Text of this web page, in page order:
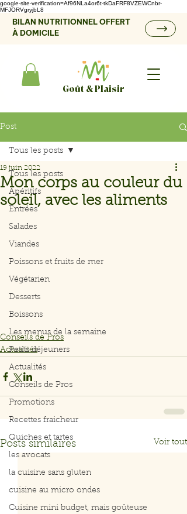
google-site-verification=Af96NLa4or6t-tkDaFRF8VZEWCnbr-
MFJORVgryjbL8
BILAN NUTRITIONNEL OFFERT
À DOMICILE
Goût & Plaisir
Post
Tous les posts
Apéritifs
Entrées
Salades
Viandes
Poissons et fruits de mer
Végétarien
Desserts
Boissons
Les menus de la semaine
Petits déjeuners
Actualités
Conseils de Pros
Promotions
Recettes fraicheur
Quiches et tartes
les avocats
la cuisine sans gluten
cuisine au micro ondes
Cuisine mini budget, mais goûteuse
Tous les posts
Mon corps au couleur du
soleil, avec les aliments
19 juin 2022
Conseils de Pros
Actualités
Posts similaires Voir tout